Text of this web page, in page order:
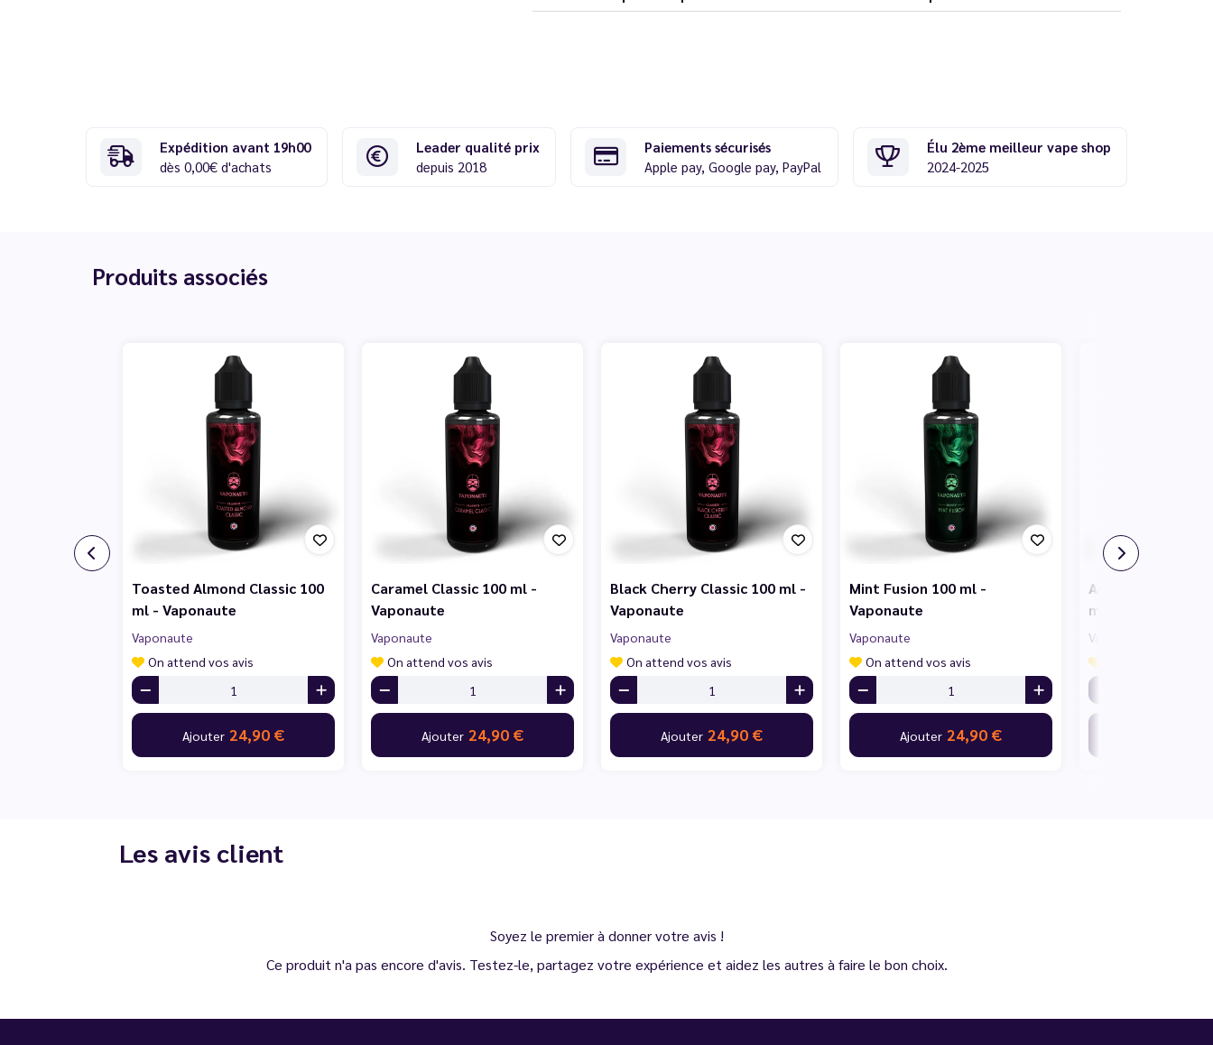
Expédition avant 19h00
dès 0,00€ d'achats
Leader qualité prix
depuis 2018
Paiements sécurisés
Apple pay, Google pay, PayPal
Élu 2ème meilleur vape shop
2024-2025
Produits associés
Toasted Almond Classic 100
ml - Vaponaute
Vaponaute
On attend vos avis
Ajouter 24,90 €
Caramel Classic 100 ml -
Vaponaute
Vaponaute
On attend vos avis
Ajouter 24,90 €
Black Cherry Classic 100 ml -
Vaponaute
Vaponaute
On attend vos avis
Ajouter 24,90 €
Mint Fusion 100 ml -
Vaponaute
Vaponaute
On attend vos avis
Ajouter 24,90 €
Apple Peach
ml - Vaponaute
Vaponaute
Les avis client
Soyez le premier à donner votre avis !
Ce produit n'a pas encore d'avis. Testez-le, partagez votre expérience et aidez les autres à faire le bon choix.